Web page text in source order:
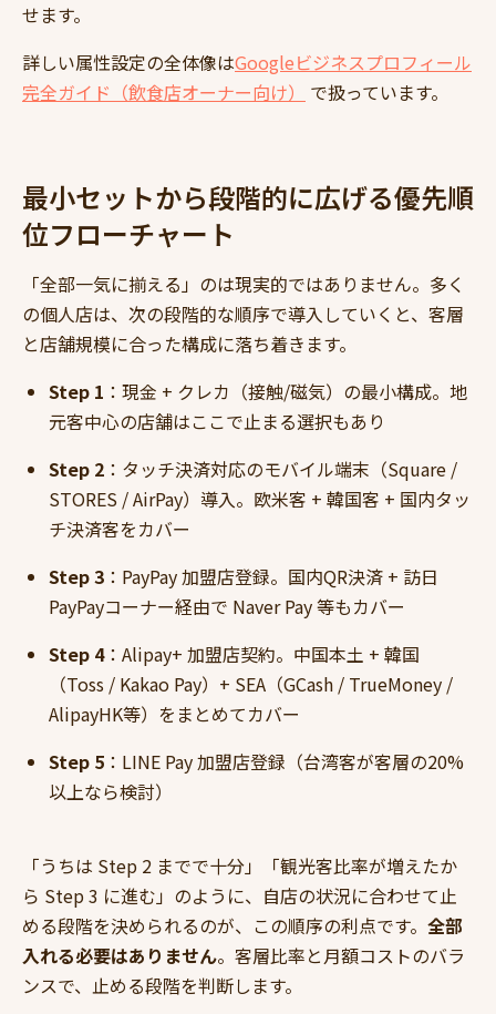
せます。
詳しい属性設定の全体像はGoogleビジネスプロフィール
完全ガイド（飲食店オーナー向け）
で扱っています。
最小セットから段階的に広げる優先順
位フローチャート
「全部一気に揃える」のは現実的ではありません。多く
の個人店は、次の段階的な順序で導入していくと、客層
と店舗規模に合った構成に落ち着きます。
Step 1 ：現金 + クレカ（接触/磁気）の最小構成。地
元客中心の店舗はここで止まる選択もあり
Step 2 ：タッチ決済対応のモバイル端末（Square /
STORES / AirPay）導入。欧米客 + 韓国客 + 国内タッ
チ決済客をカバー
Step 3 ：PayPay 加盟店登録。国内QR決済 + 訪日
PayPayコーナー経由で Naver Pay 等もカバー
Step 4：Alipay+ 加盟店契約。中国本土 + 韓国
（Toss / Kakao Pay）+ SEA（GCash / TrueMoney /
AlipayHK等）をまとめてカバー
Step 5 ：LINE Pay 加盟店登録（台湾客が客層の20%
以上なら検討）
「うちは Step 2 までで十分」「観光客比率が増えたか
ら Step 3 に進む」のように、自店の状況に合わせて止
める段階を決められるのが、この順序の利点です。 全部
入れる必要はありません。客層比率と月額コストのバラ
ンスで、止める段階を判断します。